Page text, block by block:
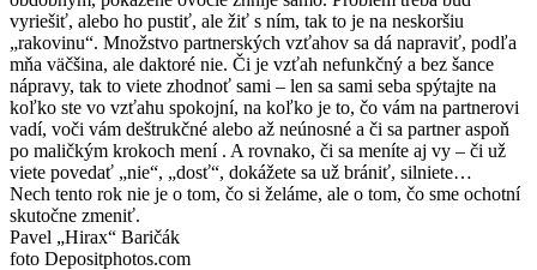
vyriešiť, alebo ho pustiť, ale žiť s ním, tak to je na neskoršiu
„rakovinu“. Množstvo partnerských vzťahov sa dá napraviť, podľa
mňa väčšina, ale daktoré nie. Či je vzťah nefunkčný a bez šance
nápravy, tak to viete zhodnoť sami – len sa sami seba spýtajte na
koľko ste vo vzťahu spokojní, na koľko je to, čo vám na partnerovi
vadí, voči vám deštrukčné alebo až neúnosné a či sa partner aspoň
po maličkým krokoch mení . A rovnako, či sa meníte aj vy – či už
viete povedať „nie“, „dosť“, dokážete sa už brániť, silniete…
Nech tento rok nie je o tom, čo si želáme, ale o tom, čo sme ochotní
skutočne zmeniť.
Pavel „Hirax“ Baričák
foto Depositphotos.com